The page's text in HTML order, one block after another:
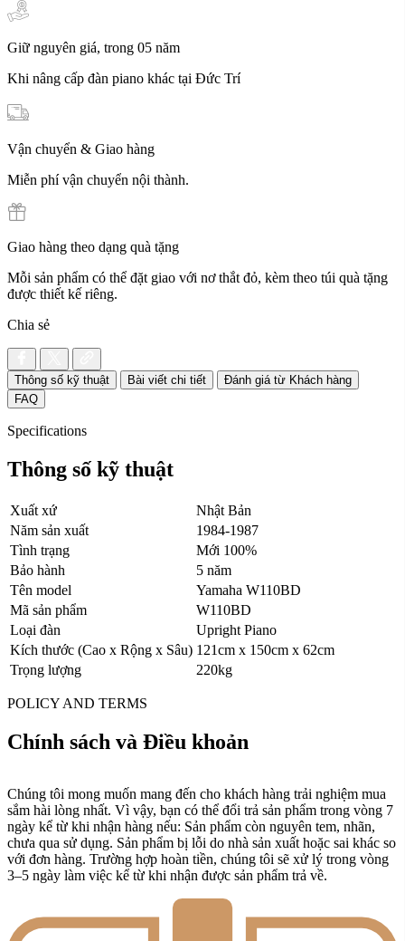
Giữ nguyên giá, trong 05 năm
Khi nâng cấp đàn piano khác tại Đức Trí
Vận chuyển & Giao hàng
Miễn phí vận chuyển nội thành.
Giao hàng theo dạng quà tặng
Mỗi sản phẩm có thể đặt giao với nơ thắt đỏ, kèm theo túi quà tặng
được thiết kế riêng.
Chia sẻ
Thông số kỹ thuật Bài viết chi tiết
Đánh giá từ Khách hàng
FAQ
Specifications
Thông số kỹ thuật
Xuất xứ
Nhật Bản
Năm sản xuất
1984-1987
Tình trạng
Mới 100%
Bảo hành
5 năm
Tên model
Yamaha W110BD
Mã sản phẩm
W110BD
Loại đàn
Upright Piano
Kích thước (Cao x Rộng x Sâu) 121cm x 150cm x 62cm
Trọng lượng
220kg
POLICY AND TERMS
Chính sách và Điều khoản
Chúng tôi mong muốn mang đến cho khách hàng trải nghiệm mua
sắm hài lòng nhất. Vì vậy, bạn có thể đổi trả sản phẩm trong vòng 7
ngày kể từ khi nhận hàng nếu: Sản phẩm còn nguyên tem, nhãn,
chưa qua sử dụng. Sản phẩm bị lỗi do nhà sản xuất hoặc sai khác so
với đơn hàng. Trường hợp hoàn tiền, chúng tôi sẽ xử lý trong vòng
3–5 ngày làm việc kể từ khi nhận được sản phẩm trả về.